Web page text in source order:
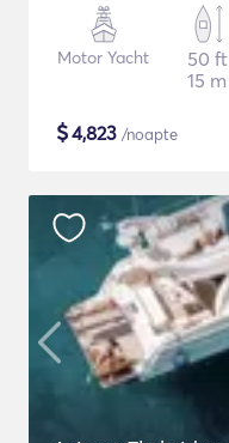
Motor Yacht
50 ft
15 m
$4,823 /noapte